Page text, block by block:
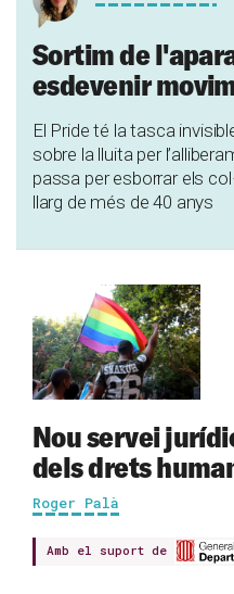
Sortim de
esdevenir
El Pride té la tasca
sobre la lluita per
passa per esborrar els
llarg de més de 40 anys
Nou servei
dels drets
Roger Palà
Amb el suport de